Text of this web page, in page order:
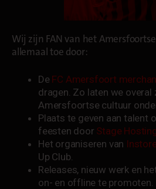
Wij zijn FAN van het
allemaal toe door:
De FC Amersfoort
dragen. Zo laten we overal
Amersfoortse cultuur
Plaats te geven aan talent
feesten door Stage
Het organiseren van
Up Club.
Releases, nieuw werk en
on- en offline te promoten.